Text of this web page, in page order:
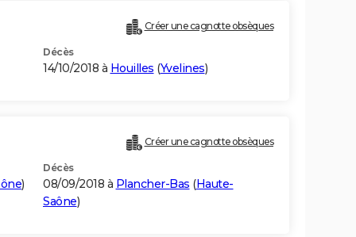
Créer une cagnotte obsèques
Décès
14/10/2018 à Houilles (Yvelines)
Créer une cagnotte obsèques
)
Décès
08/09/2018 à Plancher-Bas (Haute-
Saône)